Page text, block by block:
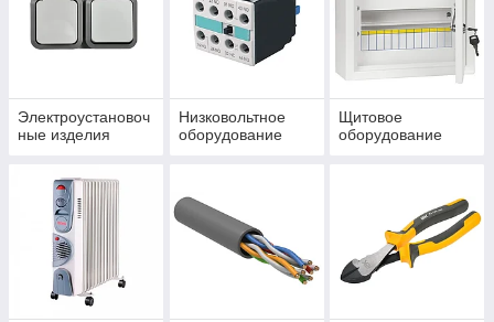
Электроустановоч
ные изделия
Низковольтное
оборудование
Щитовое
оборудование